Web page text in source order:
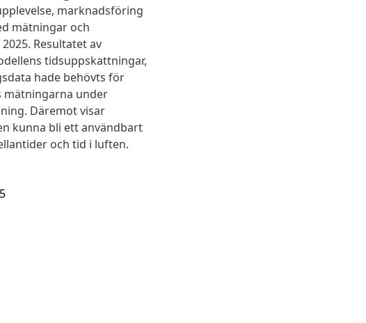
marknadsföring
mätningar och
Resultatet av
tidsuppskattningar,
hade behövts för
mätningarna under
Däremot visar
kunna bli ett användbart
och tid i luften.